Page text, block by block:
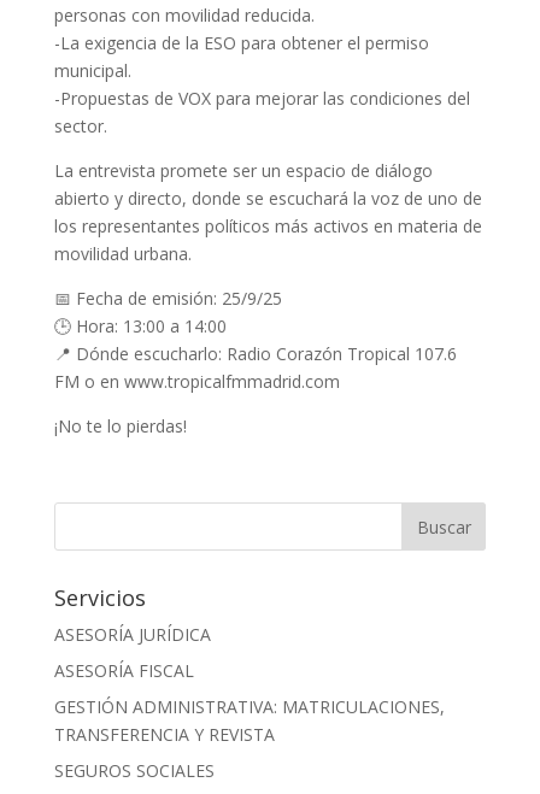
personas con movilidad reducida.
-La exigencia de la ESO para obtener el permiso
municipal.
-Propuestas de VOX para mejorar las condiciones del
sector.
La entrevista promete ser un espacio de diálogo
abierto y directo, donde se escuchará la voz de uno de
los representantes políticos más activos en materia de
movilidad urbana.
📅 Fecha de emisión: 25/9/25
🕒 Hora: 13:00 a 14:00
📍 Dónde escucharlo: Radio Corazón Tropical 107.6
FM o en www.tropicalfmmadrid.com
¡No te lo pierdas!
Servicios
ASESORÍA JURÍDICA
ASESORÍA FISCAL
GESTIÓN ADMINISTRATIVA: MATRICULACIONES,
TRANSFERENCIA Y REVISTA
SEGUROS SOCIALES